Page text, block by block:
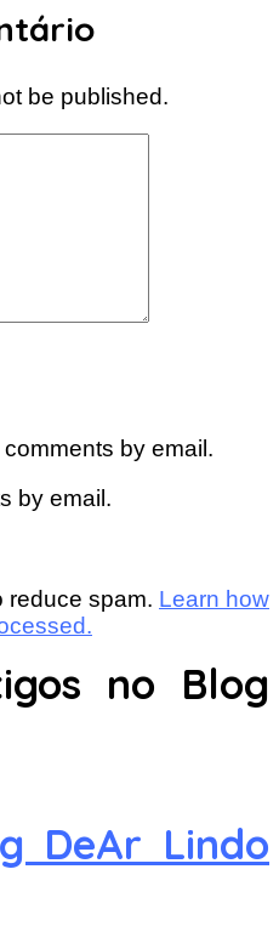
be published.
by email.
by email.
reduce spam. Learn how
no Blog
DeAr Lindo